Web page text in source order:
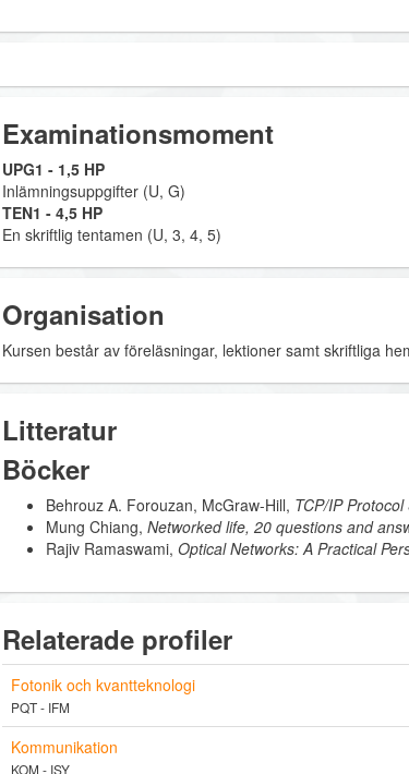
Examinationsmoment
UPG1 - 1,5 HP
Inlämningsuppgifter (U, G)
TEN1 - 4,5 HP
En skriftlig tentamen (U, 3, 4, 5)
Organisation
Kursen består av föreläsningar, lektioner samt skriftliga
Litteratur
Böcker
Behrouz A. Forouzan, McGraw-Hill, TCP/IP Protocol
Mung Chiang, Networked life, 20 questions and
Rajiv Ramaswami, Optical Networks: A Practical
Relaterade profiler
Fotonik och kvantteknologi
PQT - IFM
Kommunikation
KOM - ISY